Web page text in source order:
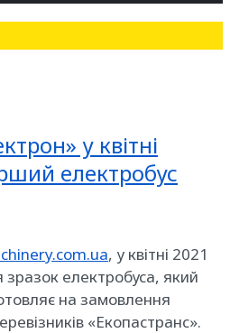
у квітні
електробус
, у квітні 2021
зразок електробуса, який
на замовлення
«Екопастранс».